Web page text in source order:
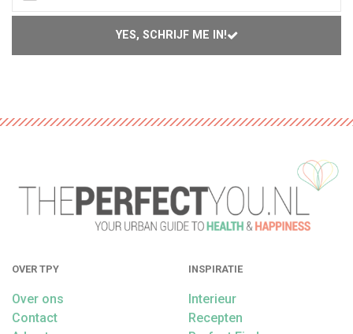
YES, SCHRIJF ME IN!
OVER TPY
Over ons
Contact
INSPIRATIE
Interieur
Recepten